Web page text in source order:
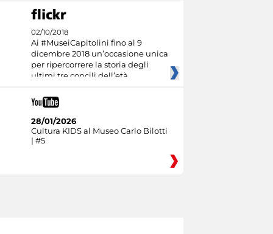
02/10/2018
Ai #MuseiCapitolini fino al 9
dicembre 2018 un’occasione unica
per ripercorrere la storia degli
ultimi tre concili dell’età
28/01/2026
Cultura KIDS al Museo Carlo Bilotti
| #5